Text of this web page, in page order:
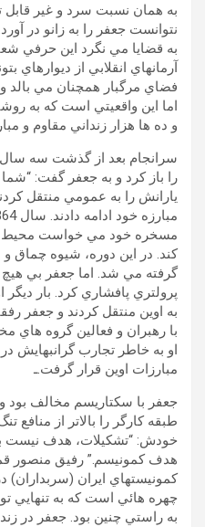
به همان نسبت سرد و غير
نتوانست جعفر را به زانو در
به قضايا مي نگرد اين حرفي
آرمانهاي انقلابي از ديوارهاي
فضاي مرگبار همچنان مي بالد
اما اين واقعيتي است كه به
و ده ها هزار زنداني مقاوم و
سرانجام بعد از گذشت سه
را باز كرد و به جعفر گفت:
يارانش را به عمومي منتقل
مسخره خود مي خواست محيط
كند. در اين دوره، شيوه چماق و
گرفته مي شد. اما جعفر بي هيچ
پرولتري پافشاري كرد. بار ديگر
به اوين منتقل كردند و جعفر
با رهبران و فعالين گروه هاي
او به خاطر تجارب گرانبهايش
مبارزات اوين قرار گرفت.ـ
جعفر با سكتاريسم مخالف بود و
طبقه كارگر را بالاتر از منافع
خودش: “تشكيلات، هدف نيست
هدف كمونيسم.” رفيق منصور
كمونيستهاي ايران (سربداران)
چهره هائي است كه به تنهايي
به راستي چنين بود. جعفر در